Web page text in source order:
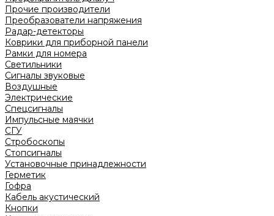
Прочие производители
Преобразователи напряжения
Радар-детекторы
Коврики для приборной панели
Рамки для номера
Светильники
Сигналы звуковые
Воздушные
Электрические
Спецсигналы
Импульсные маячки
СГУ
Стробоскопы
Стопсигналы
Установочные принадлежности
Герметик
Гофра
Кабель акустический
Кнопки